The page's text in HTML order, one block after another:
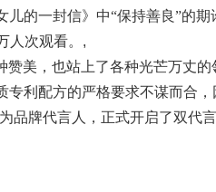
的一封信》中“保持善良”的
人次观看。 ,
赞美，也站上了各种光芒万丈
利配方的严格要求不谋而合，
品牌代言人，正式开启了双代